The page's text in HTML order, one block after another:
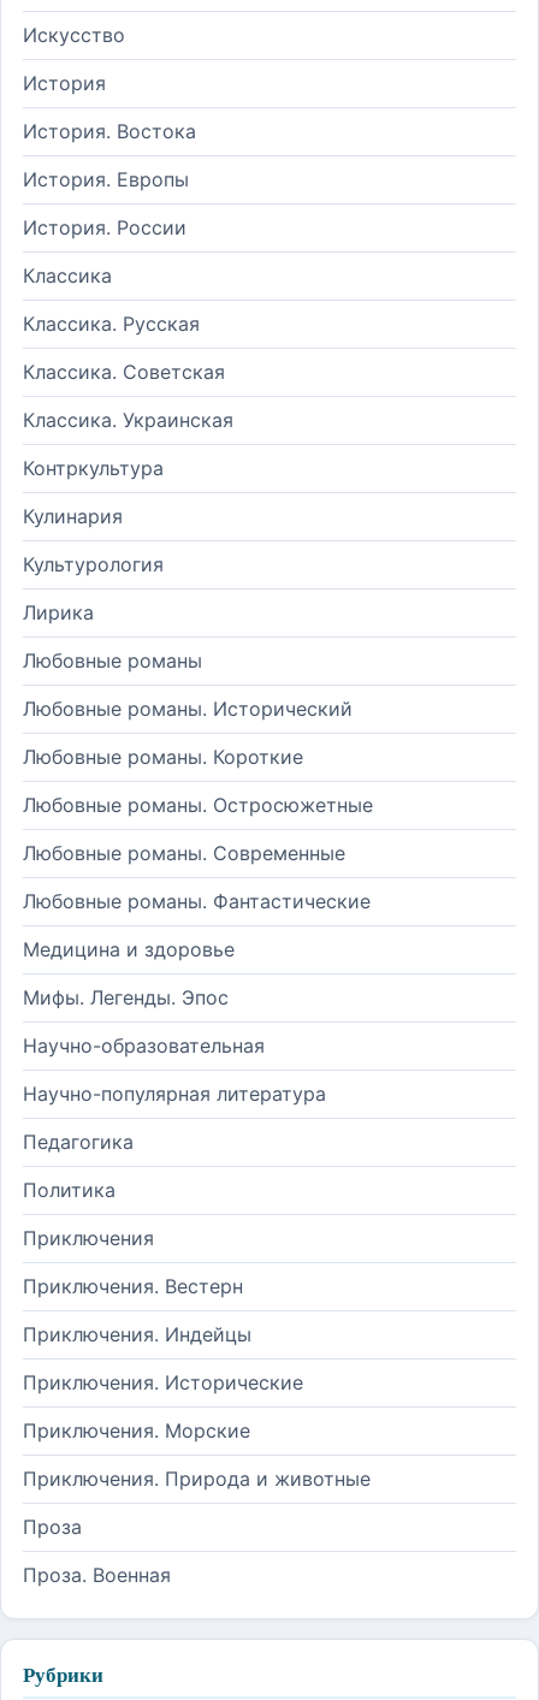
Искусство
История
История. Востока
История. Европы
История. России
Классика
Классика. Русская
Классика. Советская
Классика. Украинская
Контркультура
Кулинария
Культурология
Лирика
Любовные романы
Любовные романы. Исторический
Любовные романы. Короткие
Любовные романы. Остросюжетные
Любовные романы. Современные
Любовные романы. Фантастические
Медицина и здоровье
Мифы. Легенды. Эпос
Научно-образовательная
Научно-популярная литература
Педагогика
Политика
Приключения
Приключения. Вестерн
Приключения. Индейцы
Приключения. Исторические
Приключения. Морские
Приключения. Природа и животные
Проза
Проза. Военная
Рубрики